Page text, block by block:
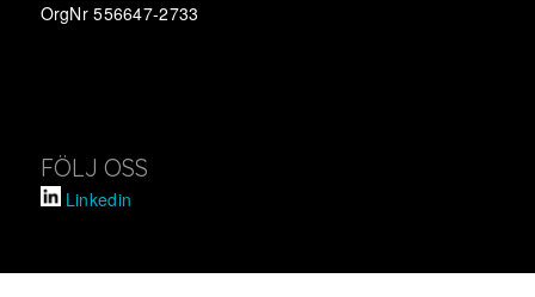
OrgNr 556647-2733
FÖLJ OSS
Linkedin